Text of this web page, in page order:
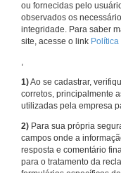
ou fornecidas pelo
observados os
integridade. Para saber
site, acesse o link
,
1)Ao se cadastrar,
corretos, principalmente
utilizadas pela empresa
2) Para sua própria
campos onde a
resposta e comentário
para o tratamento da